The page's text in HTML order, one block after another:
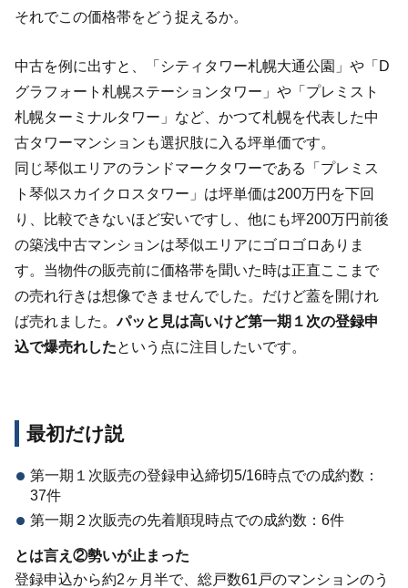
それでこの価格帯をどう捉えるか。
中古を例に出すと、「シティタワー札幌大通公園」や「D
グラフォート札幌ステーションタワー」や「プレミスト
札幌ターミナルタワー」など、かつて札幌を代表した中
古タワーマンションも選択肢に入る坪単価です。
同じ琴似エリアのランドマークタワーである「プレミス
ト琴似スカイクロスタワー」は坪単価は200万円を下回
り、比較できないほど安いですし、他にも坪200万円前後
の築浅中古マンションは琴似エリアにゴロゴロありま
す。当物件の販売前に価格帯を聞いた時は正直ここまで
の売れ行きは想像できませんでした。だけど蓋を開けれ
ば売れました。パッと見は高いけど第一期１次の登録申
込で爆売れしたという点に注目したいです。
最初だけ説
第一期１次販売の登録申込締切5/16時点での成約数：
37件
第一期２次販売の先着順現時点での成約数：6件
とは言え②勢いが止まった
登録申込から約2ヶ月半で、総戸数61戸のマンションのう